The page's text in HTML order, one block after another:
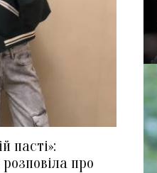
пасті»:
про